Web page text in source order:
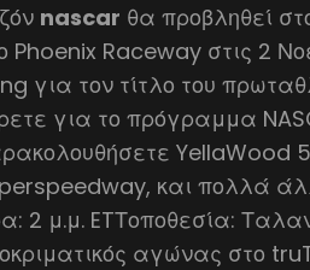
nascar θα προβληθεί
Phoenix Raceway στις 2
για τον τίτλο του
για το πρόγραμμα
YellaWood
και πολλά
2 μ.μ. ETΤοποθεσία:
αγώνας στο